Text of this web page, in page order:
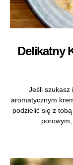
Delikatny
Jeśli szukasz
aromatycznym
podzielić się z